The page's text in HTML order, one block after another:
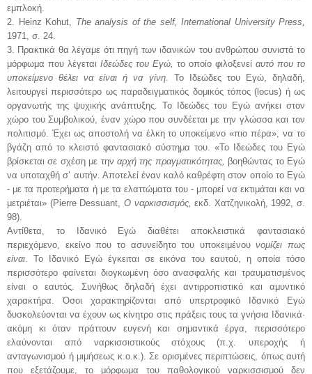
εμπλοκή.
2. Heinz Kohut, The analysis of the self, International University Press,
1971, σ. 24.
3. Πρακτικά θα λέγαμε ότι πηγή των ιδανικών του ανθρώπου συνιστά το
μόρφωμα που λέγεται Ιδεώδες του Εγώ, το οποίο φιλοξενεί αυτό που το
υποκείμενο θέλει να είναι ή να γίνη. Το Ιδεώδες του Εγώ, δηλαδή,
λειτουργεί περισσότερο ως παραδειγματικός δομικός τόπος (locus) ή ως
οργανωτής της ψυχικής ανάπτυξης. Το Ιδεώδες του Εγώ ανήκει στον
χώρο του Συμβολικού, έναν χώρο που συνδέεται με την γλώσσα και τον
πολιτισμό. Έχει ως αποστολή να έλκη το υποκείμενο «πιο πέρα», να το
βγάζη από το κλειστό φαντασιακό σύστημα του. «Το Ιδεώδες του Εγώ
βρίσκεται σε σχέση με την αρχή της πραγματικότητας, βοηθώντας το Εγώ
να υποταχθή σ’ αυτήν. Αποτελεί έναν καλό καθρέφτη στον οποίο το Εγώ
- με τα προτερήματα ή με τα ελαττώματα του - μπορεί να εκτιμάται και να
μετριέται» (Pierre Dessuant, Ο ναρκισσισμός, εκδ. Χατζηνικολή, 1992, σ.
98).
Αντίθετα, το Ιδανικό Εγώ διαθέτει αποκλειστικά φαντασιακό
περιεχόμενο, εκείνο που το ασυνείδητο του υποκειμένουνομίζει πως
είναι . Το Ιδανικό Εγώ έγκειται σε εικόνα του εαυτού, η οποία τόσο
περισσότερο φαίνεται διογκωμένη όσο ανασφαλής και τραυματισμένος
είναι ο εαυτός. Συνήθως δηλαδή έχει αντιρροπιστικό και αμυντικό
χαρακτήρα. Όσοι χαρακτηρίζονται από υπερτροφικό Ιδανικό Εγώ
δυσκολεύονται να έχουν ως κίνητρο στις πράξεις τους τα γνήσια Ιδανικά·
ακόμη κι όταν πράττουν ευγενή και σημαντικά έργα, περισσότερο
ελαύνονται από ναρκισσιστικούς στόχους (π.χ. υπεροχής ή
ανταγωνισμού ή μιμήσεως κ.ο.κ.). Σε ορισμένες περιπτώσεις, όπως αυτή
που εξετάζουμε, το μόρφωμα του παθολογικού ναρκισσισμού δεν